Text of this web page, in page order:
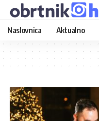
Naslovnica Aktualno